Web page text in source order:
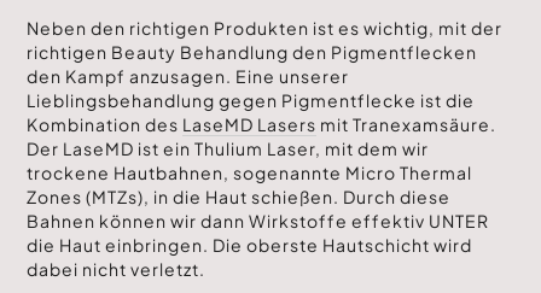
Neben den richtigen Produkten ist es wichtig, mit der
richtigen Beauty Behandlung den Pigmentflecken
den Kampf anzusagen. Eine unserer
Lieblingsbehandlung gegen Pigmentflecke ist die
Kombination des LaseMD Lasers mit Tranexamsäure.
Der LaseMD ist ein Thulium Laser, mit dem wir
trockene Hautbahnen, sogenannte Micro Thermal
Zones (MTZs), in die Haut schießen. Durch diese
Bahnen können wir dann Wirkstoffe effektiv UNTER
die Haut einbringen. Die oberste Hautschicht wird
dabei nicht verletzt.